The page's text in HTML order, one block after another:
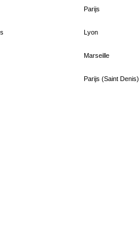
Parijs
Lyon
Marseille
Parijs (Saint Denis)